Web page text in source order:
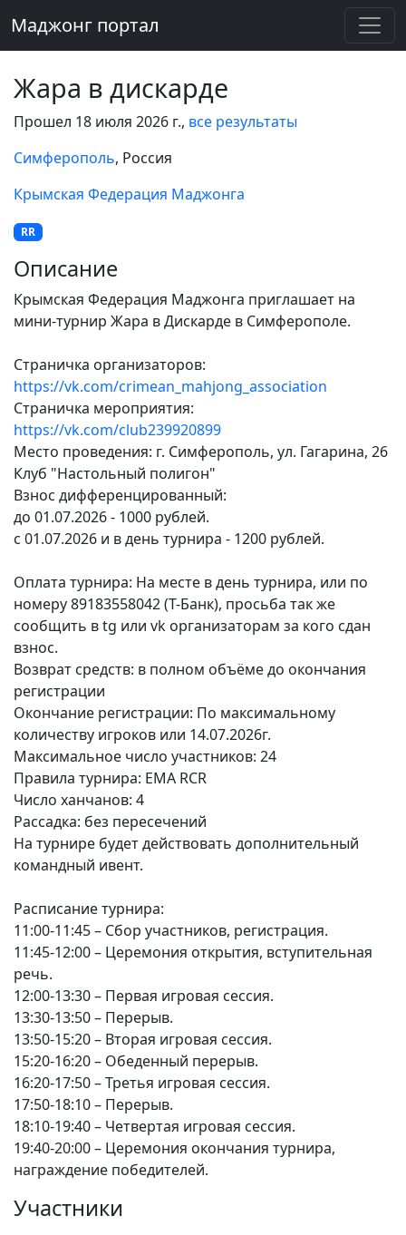
Маджонг портал
Жара в дискарде
Прошел 18 июля 2026 г., все результаты
Симферополь, Россия
Крымская Федерация Маджонга
RR
Описание
Крымская Федерация Маджонга приглашает на
мини-турнир Жара в Дискарде в Симферополе.
Страничка организаторов:
https://vk.com/crimean_mahjong_association
Страничка мероприятия:
https://vk.com/club239920899
Место проведения: г. Симферополь, ул. Гагарина, 26
Клуб "Настольный полигон"
Взнос дифференцированный:
до 01.07.2026 - 1000 рублей.
с 01.07.2026 и в день турнира - 1200 рублей.
Оплата турнира: На месте в день турнира, или по
номеру 89183558042 (Т-Банк), просьба так же
сообщить в tg или vk организаторам за кого сдан
взнос.
Возврат средств: в полном объёме до окончания
регистрации
Окончание регистрации: По максимальному
количеству игроков или 14.07.2026г.
Максимальное число участников: 24
Правила турнира: EMA RCR
Число ханчанов: 4
Рассадка: без пересечений
На турнире будет действовать дополнительный
командный ивент.
Расписание турнира:
11:00-11:45 – Сбор участников, регистрация.
11:45-12:00 – Церемония открытия, вступительная
речь.
12:00-13:30 – Первая игровая сессия.
13:30-13:50 – Перерыв.
13:50-15:20 – Вторая игровая сессия.
15:20-16:20 – Обеденный перерыв.
16:20-17:50 – Третья игровая сессия.
17:50-18:10 – Перерыв.
18:10-19:40 – Четвертая игровая сессия.
19:40-20:00 – Церемония окончания турнира,
награждение победителей.
Участники